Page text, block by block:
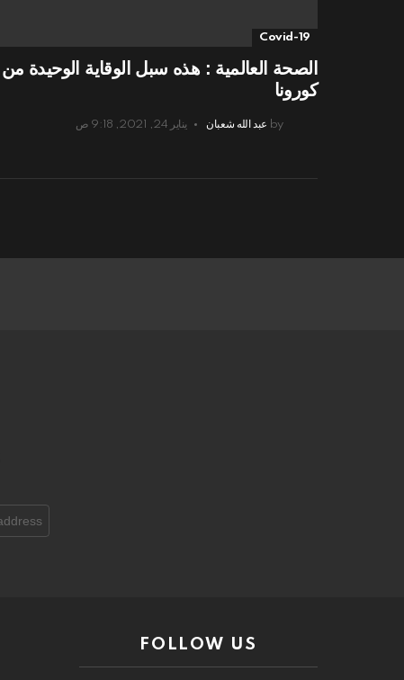
Covid-19
الصحة العالمية : هذه سبل الوقاية الوحيدة من
كورونا
by عبد الله شعبان يناير 24, 2021, 9:18 ص
FOLLOW US